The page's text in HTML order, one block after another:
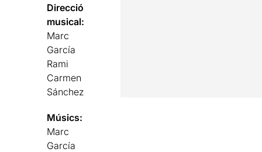
Direcció
musical:
Marc
García
Rami
Carmen
Sánchez
Músics:
Marc
García